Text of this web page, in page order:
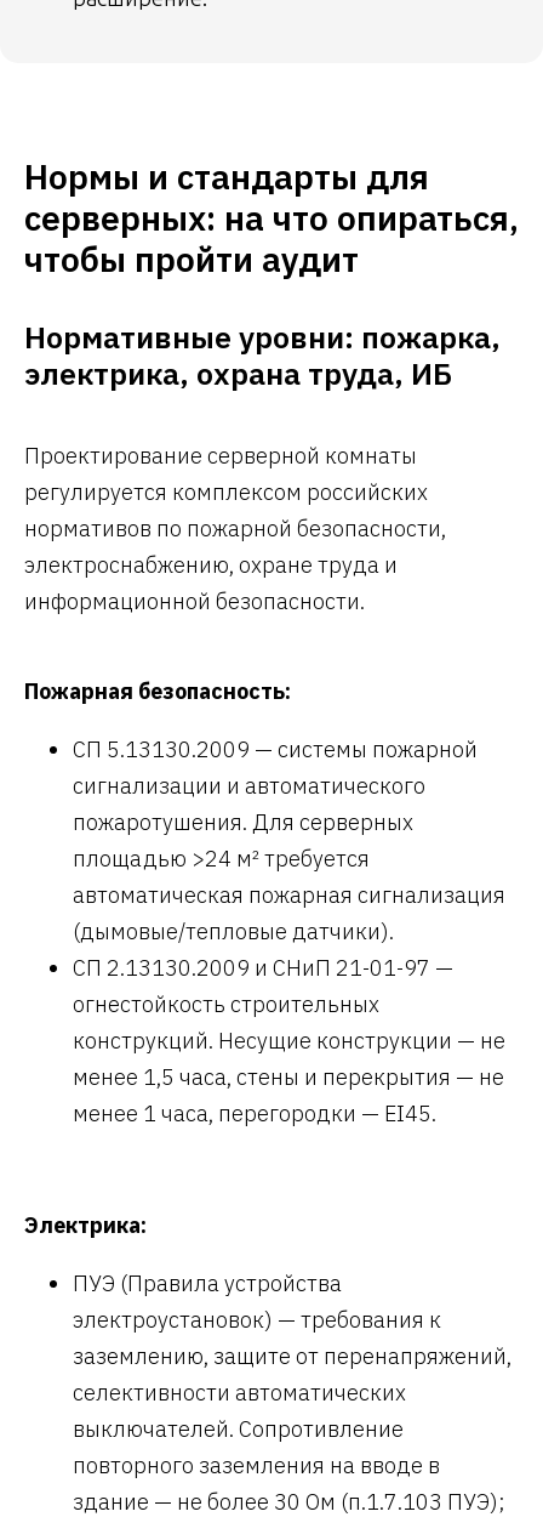
Нормы и стандарты для
серверных: на что опираться,
чтобы пройти аудит
Нормативные уровни: пожарка,
электрика, охрана труда, ИБ
Проектирование серверной комнаты
регулируется комплексом российских
нормативов по пожарной безопасности,
электроснабжению, охране труда и
информационной безопасности.
Пожарная безопасность:
СП 5.13130.2009 — системы пожарной
сигнализации и автоматического
пожаротушения. Для серверных
площадью >24 м² требуется
автоматическая пожарная сигнализация
(дымовые/тепловые датчики).
СП 2.13130.2009 и СНиП 21-01-97 —
огнестойкость строительных
конструкций. Несущие конструкции — не
менее 1,5 часа, стены и перекрытия — не
менее 1 часа, перегородки — EI45.
Электрика:
ПУЭ (Правила устройства
электроустановок) — требования к
заземлению, защите от перенапряжений,
селективности автоматических
выключателей. Сопротивление
повторного заземления на вводе в
здание — не более 30 Ом (п.1.7.103 ПУЭ);